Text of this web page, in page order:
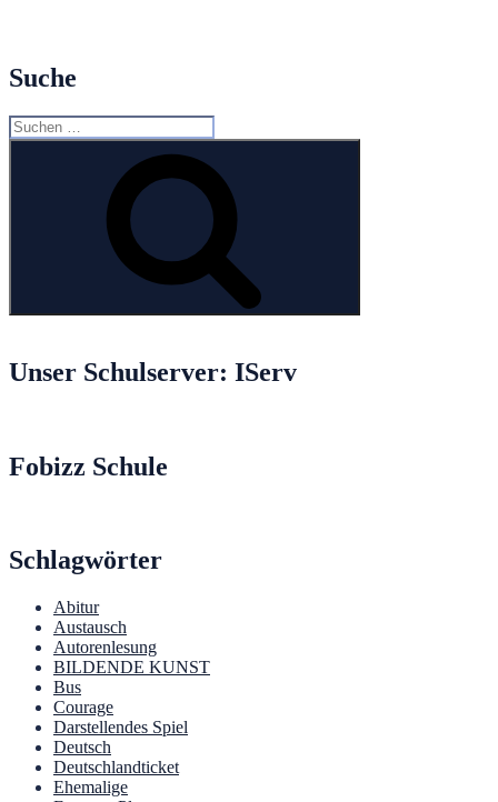
Suche
Suche
nach:
Unser Schulserver: IServ
Fobizz Schule
Schlagwörter
Abitur
Austausch
Autorenlesung
BILDENDE KUNST
Bus
Courage
Darstellendes Spiel
Deutsch
Deutschlandticket
Ehemalige